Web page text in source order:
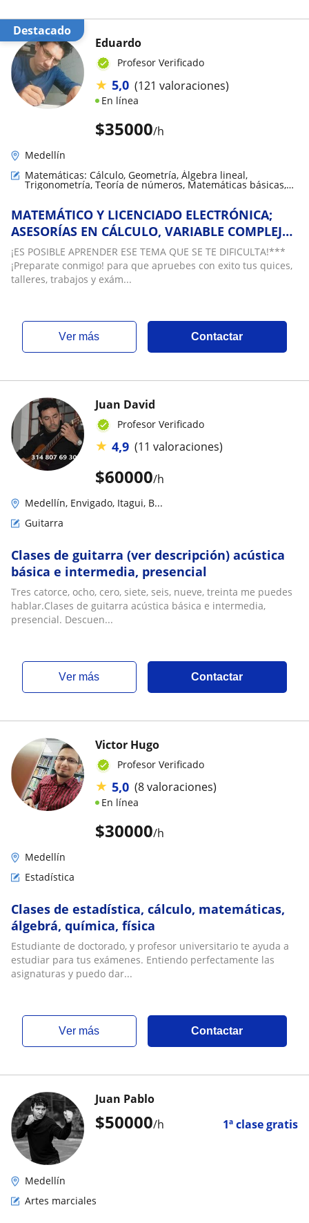
Destacado
$35000/h
Eduardo
Profesor Verificado
★ 5,0 (121 valoraciones)
En línea
Medellín
Matemáticas: Cálculo, Geometría, Álgebra lineal,
Trigonometría, Teoría de números, Matemáticas básicas,
Matemáticas discretas, Matemáticas aplicadas, Análisis
MATEMÁTICO Y LICENCIADO ELECTRÓNICA;
ASESORÍAS EN CÁLCULO, VARIABLE COMPLEJA,
ÁLGEBRA LINEAL, ANÁLISIS, DISCRETAS
¡ES POSIBLE APRENDER ESE TEMA QUE SE TE DIFICULTA!***
¡Preparate conmigo! para que apruebes con exito tus quices,
talleres, trabajos y exám...
ver más Contactar
$60000/h
Juan David
Profesor Verificado
★ 4,9 (11 valoraciones)
Medellín, Envigado, Itagui, B...
Guitarra
Clases de guitarra (ver descripción) acústica
básica e intermedia, presencial
Tres catorce, ocho, cero, siete, seis, nueve, treinta me puedes
hablar.Clases de guitarra acústica básica e intermedia,
presencial. Descuen...
ver más Contactar
$30000/h
Victor Hugo
Profesor Verificado
★ 5,0 (8 valoraciones)
En línea
Medellín
Estadística
Clases de estadística, cálculo, matemáticas,
álgebrá, química, física
Estudiante de doctorado, y profesor universitario te ayuda a
estudiar para tus exámenes. Entiendo perfectamente las
asignaturas y puedo dar...
ver más Contactar
$50000/h 1ª clase gratis
Juan Pablo
Medellín
Artes marciales